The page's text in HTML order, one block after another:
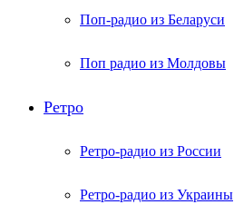
Поп-радио из Беларуси
Поп радио из Молдовы
Ретро
Ретро-радио из России
Ретро-радио из Украины